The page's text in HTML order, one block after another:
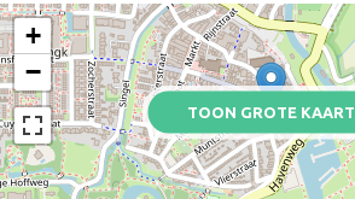
TOON GROTE KAART
+
−